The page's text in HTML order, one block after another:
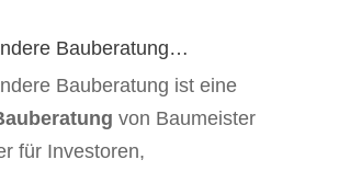
Bauberatung…
Bauberatung ist eine
von Baumeister
für Investoren,